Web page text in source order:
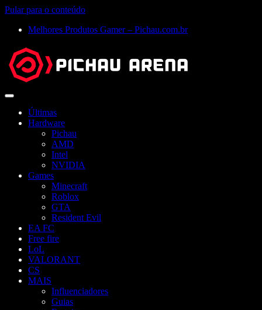
Pular para o conteúdo
Melhores Produtos Gamer – Pichau.com.br
Abrir
Últimas
Hardware
Pichau
AMD
Intel
NVIDIA
Games
Minecraft
Roblox
GTA
Resident Evil
EA FC
Free fire
LoL
VALORANT
CS
MAIS
Influenciadores
Guias